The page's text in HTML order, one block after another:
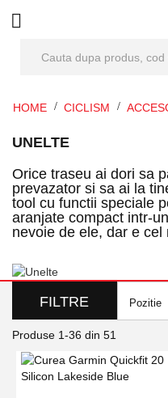
HOME CICLISM
UNELTE
Orice traseu ai dori sa
prevazator si sa ai la
tool cu functii speciale
aranjate compact intr-
nevoie de ele, dar e
Produse 1-36 din 51
FILTRE